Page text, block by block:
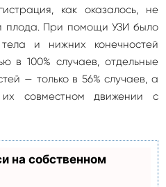
как оказалось, не
плода. При помощи УЗИ было
и нижних конечностей
в 100% случаев, отдельные
— только в 56% случаев, а
совместном движении с
на собственном